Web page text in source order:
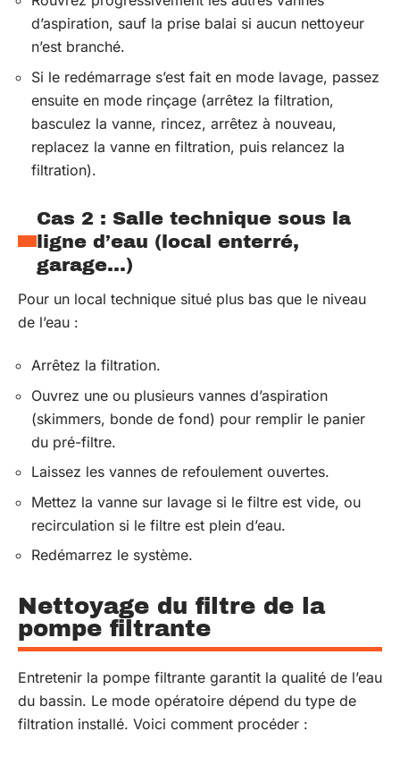
d’aspiration, sauf la prise balai si aucun nettoyeur
n’est branché.
Si le redémarrage s’est fait en mode lavage, passez
ensuite en mode rinçage (arrêtez la filtration,
basculez la vanne, rincez, arrêtez à nouveau,
replacez la vanne en filtration, puis relancez la
filtration).
Cas 2 : Salle technique sous la
ligne d’eau (local enterré,
garage…)
Pour un local technique situé plus bas que le niveau
de l’eau :
Arrêtez la filtration.
Ouvrez une ou plusieurs vannes d’aspiration
(skimmers, bonde de fond) pour remplir le panier
du pré-filtre.
Laissez les vannes de refoulement ouvertes.
Mettez la vanne sur lavage si le filtre est vide, ou
recirculation si le filtre est plein d’eau.
Redémarrez le système.
Nettoyage du filtre de la
pompe filtrante
Entretenir la pompe filtrante garantit la qualité de l’eau
du bassin. Le mode opératoire dépend du type de
filtration installé. Voici comment procéder :